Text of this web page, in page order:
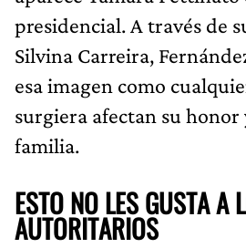
presidencial. A través de
Silvina Carreira,
esa imagen como
surgiera afectan su honor
familia.
ESTO NO LES GUSTA A
AUTORITARIOS